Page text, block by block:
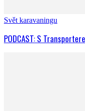
Svět karavaningu
PODCAST: S